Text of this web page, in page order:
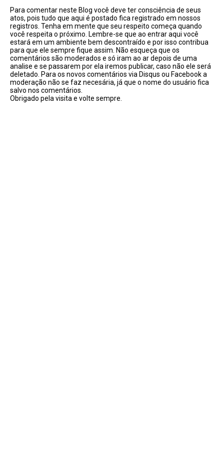
Para comentar neste Blog você deve ter consciência de seus
atos, pois tudo que aqui é postado fica registrado em nossos
registros. Tenha em mente que seu respeito começa quando
você respeita o próximo. Lembre-se que ao entrar aqui você
estará em um ambiente bem descontraído e por isso contribua
para que ele sempre fique assim. Não esqueça que os
comentários são moderados e só iram ao ar depois de uma
analise e se passarem por ela iremos publicar, caso não ele será
deletado. Para os novos comentários via Disqus ou Facebook a
moderação não se faz necesária, já que o nome do usuário fica
salvo nos comentários.
Obrigado pela visita e volte sempre.